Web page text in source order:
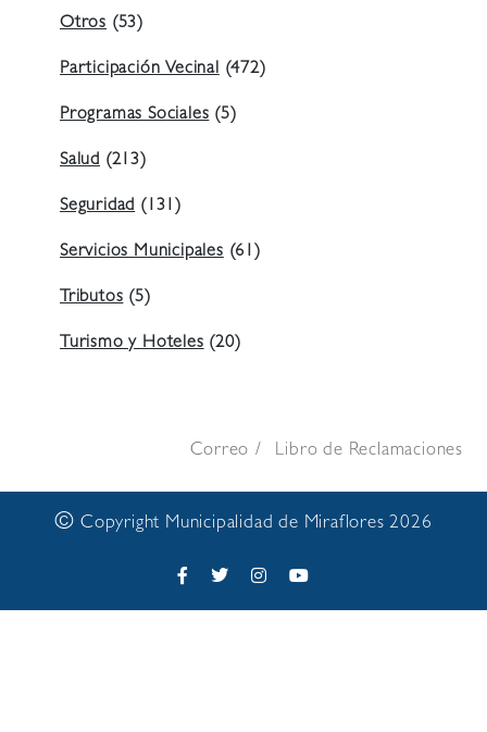
Otros (53)
Participación Vecinal(472)
Programas Sociales(5)
Salud (213)
Seguridad(131)
Servicios Municipales(61)
Tributos(5)
Turismo y Hoteles(20)
Correo Libro de Reclamaciones
© Copyright Municipalidad de Miraflores 2026